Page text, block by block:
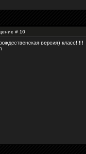
# 10
версия) класс!!!!!